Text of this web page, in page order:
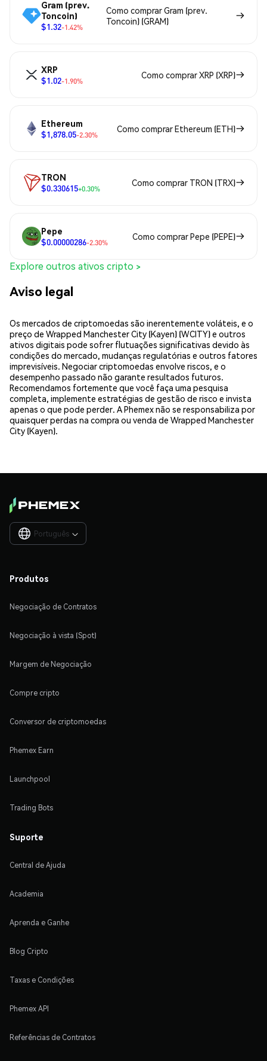
Gram (prev.
Toncoin)
$1.32-1.42%
Como comprar Gram (prev.
Toncoin) (GRAM)
XRP
$1.02-1.90%
Como comprar XRP (XRP)
Ethereum
$1,878.05-2.30%
Como comprar Ethereum (ETH)
TRON
$0.330615+0.30%
Como comprar TRON (TRX)
Pepe
$0.00000286-2.30%
Como comprar Pepe (PEPE)
Explore outros ativos cripto >
Aviso legal
Os mercados de criptomoedas são inerentemente voláteis, e o
preço de Wrapped Manchester City (Kayen) (WCITY) e outros
ativos digitais pode sofrer flutuações significativas devido às
condições do mercado, mudanças regulatórias e outros fatores
imprevisíveis. Negociar criptomoedas envolve riscos, e o
desempenho passado não garante resultados futuros.
Recomendamos fortemente que você faça uma pesquisa
completa, implemente estratégias de gestão de risco e invista
apenas o que pode perder. A Phemex não se responsabiliza por
quaisquer perdas na compra ou venda de Wrapped Manchester
City (Kayen).
Português 
Produtos
Negociação de Contratos
Negociação à vista (Spot)
Margem de Negociação
Compre cripto
Conversor de criptomoedas
Phemex Earn
Launchpool
Trading Bots
Suporte
Central de Ajuda
Academia
Aprenda e Ganhe
Blog Cripto
Taxas e Condições
Phemex API
Referências de Contratos